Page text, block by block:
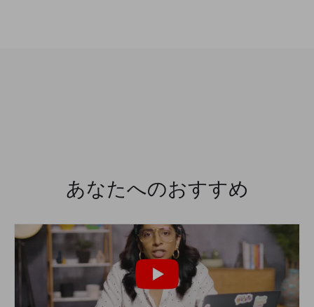
あなたへのおすすめ